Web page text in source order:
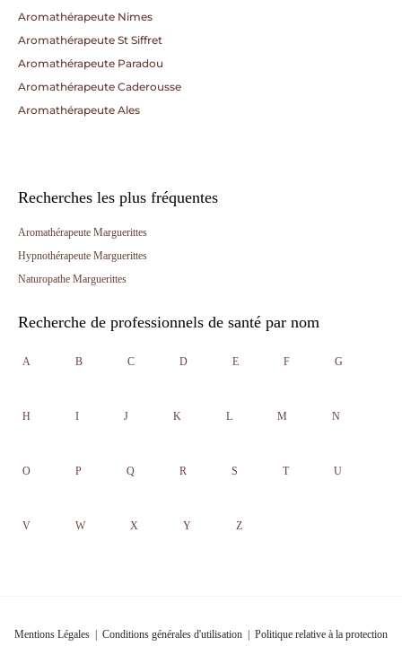
Aromathérapeute Nimes
Aromathérapeute St Siffret
Aromathérapeute Paradou
Aromathérapeute Caderousse
Aromathérapeute Ales
Recherches les plus fréquentes
Aromathérapeute Marguerittes
Hypnothérapeute Marguerittes
Naturopathe Marguerittes
Recherche de professionnels de santé par nom
A B C D E F G
H I J K L M N
O P Q R S T U
V W X Y Z
Mentions Légales Conditions générales d'utilisation Politique relative à la protection